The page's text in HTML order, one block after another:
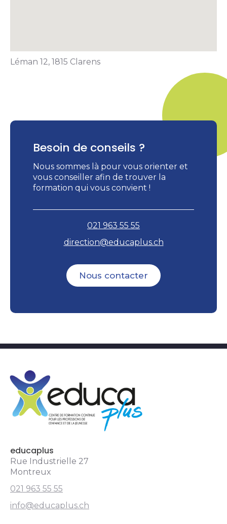
Léman 12, 1815 Clarens
Besoin de conseils ?
Nous sommes là pour vous orienter et
vous conseiller afin de trouver la
formation qui vous convient !
021 963 55 55
direction@educaplus.ch
Nous contacter
educaplus
Rue Industrielle 27
Montreux
021 963 55 55
info@educaplus.ch